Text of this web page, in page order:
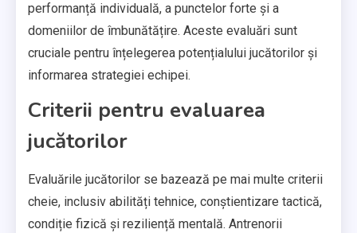
performanță individuală, a punctelor forte și a
domeniilor de îmbunătățire. Aceste evaluări sunt
cruciale pentru înțelegerea potențialului jucătorilor și
informarea strategiei echipei.
Criterii pentru evaluarea
jucătorilor
Evaluările jucătorilor se bazează pe mai multe criterii
cheie, inclusiv abilități tehnice, conștientizare tactică,
condiție fizică și reziliență mentală. Antrenorii